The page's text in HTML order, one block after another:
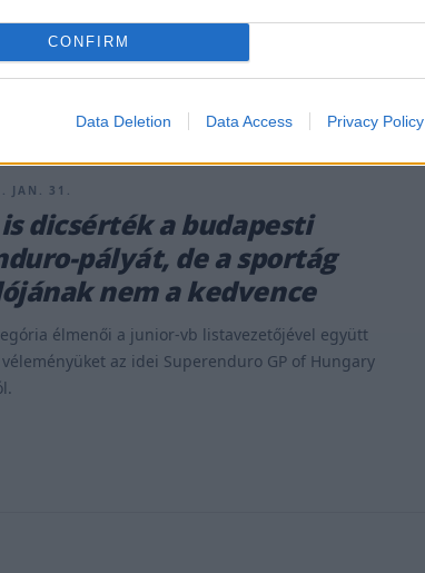
CONFIRM
Data Deletion Data Access Privacy Policy
JAN. 31.
dicsérték a budapesti
pályát, de a sportág
nem a kedvence
élmenői a junior-vb listavezetőjével együtt
az idei Superenduro GP of Hungary